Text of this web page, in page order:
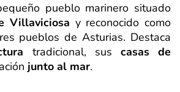
pueblo marinero situado
Villaviciosa y reconocido como
pueblos de Asturias. Destaca
tradicional, sus casas de
junto al mar.